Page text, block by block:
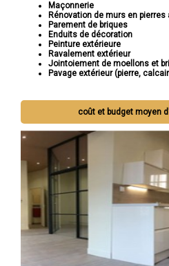
Maçonnerie
Rénovation de murs en pierres
Parement de briques
Enduits de décoration
Peinture extérieure
Ravalement extérieur
Jointoiement de moellons et
Pavage extérieur (pierre,
coût et budget moyen